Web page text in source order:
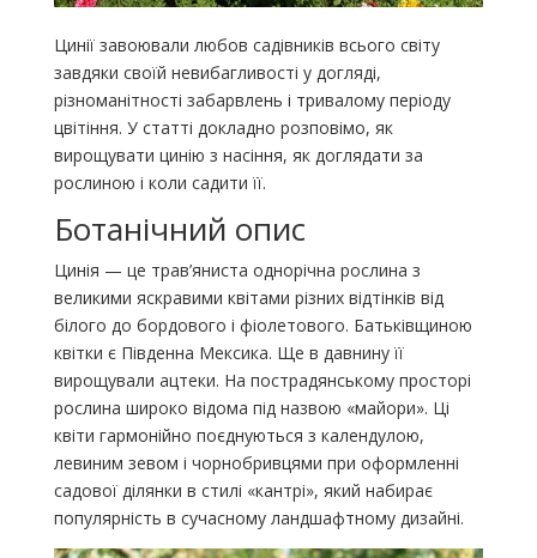
Цинії завоювали любов садівників всього світу
завдяки своїй невибагливості у догляді,
різноманітності забарвлень і тривалому періоду
цвітіння. У статті докладно розповімо, як
вирощувати цинію з насіння, як доглядати за
рослиною і коли садити її.
Ботанічний опис
Цинія — це трав’яниста однорічна рослина з
великими яскравими квітами різних відтінків від
білого до бордового і фіолетового. Батьківщиною
квітки є Південна Мексика. Ще в давнину її
вирощували ацтеки. На пострадянському просторі
рослина широко відома під назвою «майори». Ці
квіти гармонійно поєднуються з календулою,
левиним зевом і чорнобривцями при оформленні
садової ділянки в стилі «кантрі», який набирає
популярність в сучасному ландшафтному дизайні.